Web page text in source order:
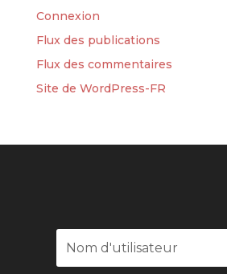
Connexion
Flux des publications
Flux des commentaires
Site de WordPress-FR